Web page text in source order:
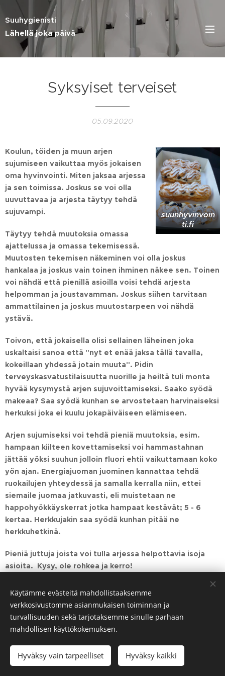
Suuhygienisti
Lähellä jokapäivä
Syksyiset terveiset
05.09.2020
suunhyvinvoin
ti.fi
Koulun, töiden ja muun arjen
sujumiseen vaikuttaa myös jokaisen
oma hyvinvointi. Miten jaksaa arjessa
ja sen toimissa. Joskus se voi olla
uuvuttavaa ja arjesta täytyy tehdä
sujuvampi.
Täytyy tehdä muutoksia omassa
ajattelussa ja omassa tekemisessä.
Muutosten tekemisen näkeminen voi olla joskus
hankalaa ja joskus vain toinen ihminen näkee sen. Toinen
voi nähdä että pienillä asioilla voisi tehdä arjesta
helpomman ja joustavamman. Joskus siihen tarvitaan
ammattilainen ja joskus muutostarpeen voi nähdä
ystävä.
Toivon, että jokaisella olisi sellainen läheinen joka
uskaltaisi sanoa että "nyt et enää jaksa tällä tavalla,
kokeillaan yhdessä jotain muuta". Pidin
terveyskasvatustilaisuutta nuorille ja heiltä tuli monta
hyvää kysymystä arjen sujuvoittamiseksi. Saako syödä
makeaa? Saa syödä kunhan se arvostetaan harvinaiseksi
herkuksi joka ei kuulu jokapäiväiseen elämiseen.
Arjen sujumiseksi voi tehdä pieniä muutoksia, esim.
hampaan kiilteen kovettamiseksi voi hammastahnan
jättää yöksi suuhun jolloin fluori ehtii vaikuttamaan koko
yön ajan. Energiajuoman juominen kannattaa tehdä
ruokailujen yhteydessä ja samalla kerralla niin, ettei
siemaile juomaa jatkuvasti, eli muistetaan ne
happohyökkäyskerrat jotka hampaat kestävät; 5 - 6
kertaa. Herkkujakin saa syödä kunhan pitää ne
herkkuhetkinä.
Pieniä juttuja joista voi tulla arjessa helpottavia isoja
asioita. Kysy, ole rohkea ja kerro!
Share
Webnodella
Käytämme evästeitä mahdollistaaksemme
verkkosivustomme asianmukaisen toiminnan ja
turvallisuuden sekä tarjotaksemme sinulle parhaan
mahdollisen käyttökokemuksen.
Hyväksy vain tarpeelliset Hyväksy kaikki